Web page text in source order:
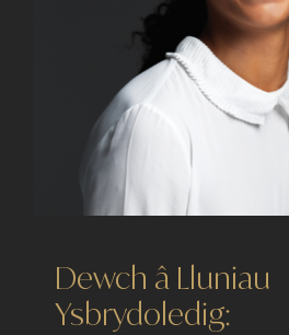
Dewch â Lluniau
Ysbrydoledig: